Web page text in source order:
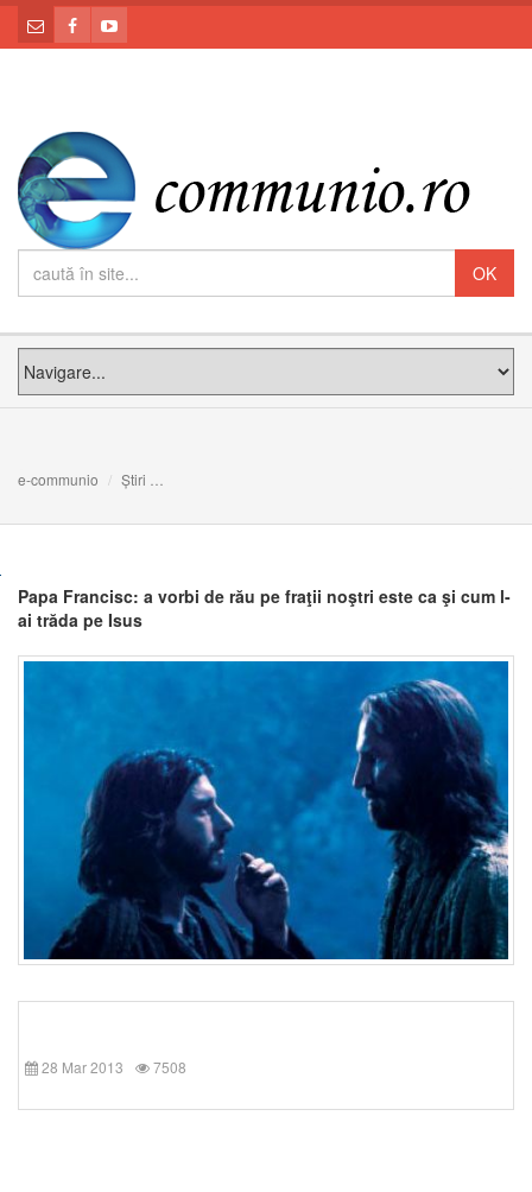
e-communio Știri
Papa Francisc: a vorbi de rău pe fraţii noştri este ca şi cum l-
ai trăda pe Isus
28 Mar 2013 7508